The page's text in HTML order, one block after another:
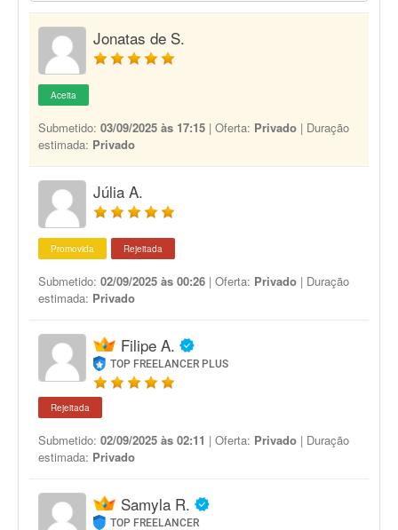
Jonatas de S.
Aceita
Submetido: 03/09/2025 às 17:15 | Oferta: Privado | Duração
estimada: Privado
Júlia A.
Promovida Rejeitada
Submetido: 02/09/2025 às 00:26 | Oferta: Privado | Duração
estimada: Privado
Filipe A.
TOP FREELANCER PLUS
Rejeitada
Submetido: 02/09/2025 às 02:11 | Oferta: Privado | Duração
estimada: Privado
Samyla R.
TOP FREELANCER